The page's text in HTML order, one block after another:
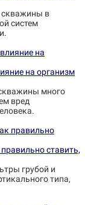
скважины в
систем
на организм
много
вред
ставить,
грубой и
типа,